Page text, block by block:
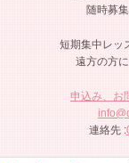
随時募
短期集中レッ
遠方の方
申込み、お
連絡先 :